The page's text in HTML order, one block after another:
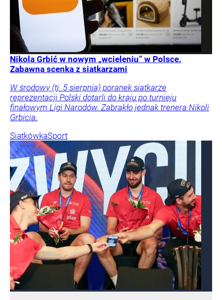
Nikola Grbić w nowym „wcieleniu” w Polsce.
Zabawna scenka z siatkarzami
W środowy (tj. 5 sierpnia) poranek siatkarze
reprezentacji Polski dotarli do kraju po turnieju
finałowym Ligi Narodów. Zabrakło jednak trenera Nikoli
Grbicia.
SiatkówkaSport